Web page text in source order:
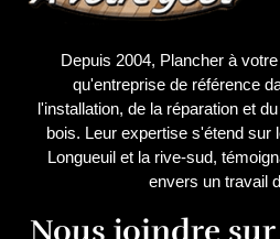
Depuis 2004, Plancher à
qu'entreprise de référence
l'installation, de la réparation et
bois. Leur expertise s'étend sur
Longueuil et la rive-sud,
envers un travail
Nous joindre